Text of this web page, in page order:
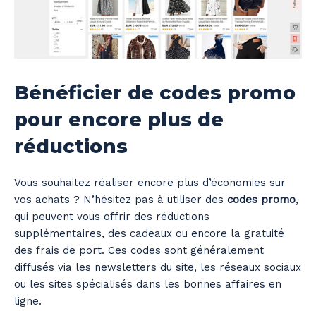
Bénéficier de codes promo
pour encore plus de
réductions
Vous souhaitez réaliser encore plus d’économies sur
vos achats ? N’hésitez pas à utiliser des codes promo,
qui peuvent vous offrir des réductions
supplémentaires, des cadeaux ou encore la gratuité
des frais de port. Ces codes sont généralement
diffusés via les newsletters du site, les réseaux sociaux
ou les sites spécialisés dans les bonnes affaires en
ligne.